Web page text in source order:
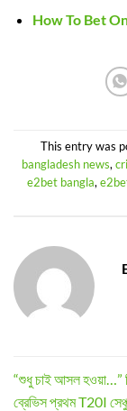
How To Bet
This entry was
bangladesh news,
e2bet bangla,
“শুধু চাই আসল হওয়া…”
ব্রেভিস প্রথম T20I